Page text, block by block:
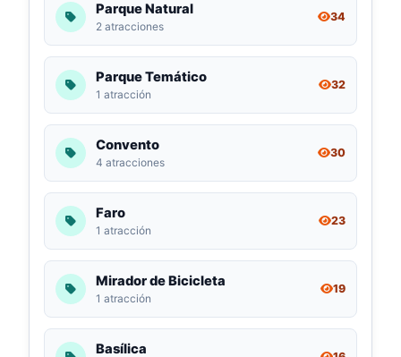
Parque Natural
2 atracciones
34
Parque Temático
1 atracción
32
Convento
4 atracciones
30
Faro
1 atracción
23
Mirador de Bicicleta
1 atracción
19
Basílica